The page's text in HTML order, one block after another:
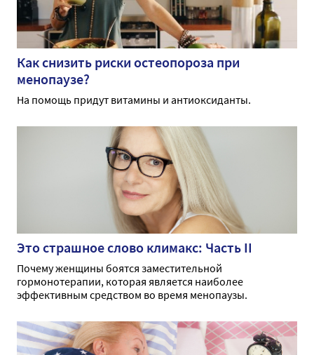
Как снизить риски остеопороза при
менопаузе?
На помощь придут витамины и антиоксиданты.
Это страшное слово климакс: Часть II
Почему женщины боятся заместительной
гормонотерапии, которая является наиболее
эффективным средством во время менопаузы.